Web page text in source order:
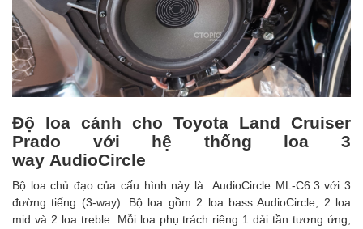
Độ loa cánh cho Toyota Land Cruiser
Prado với hệ thống loa 3
way AudioCircle
Bộ loa chủ đạo của cấu hình này là AudioCircle ML-C6.3 với 3
đường tiếng (3-way). Bộ loa gồm 2 loa bass AudioCircle, 2 loa
mid và 2 loa treble. Mỗi loa phụ trách riêng 1 dải tần tương ứng,